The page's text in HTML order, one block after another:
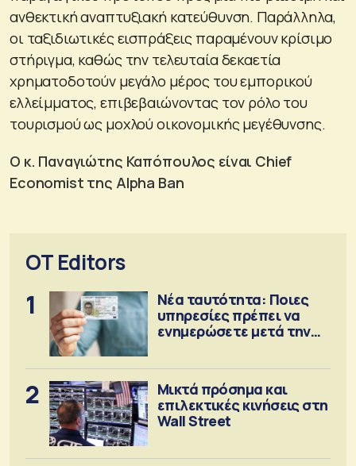
ανθεκτική αναπτυξιακή κατεύθυνση. Παράλληλα,
οι ταξιδιωτικές εισπράξεις παραμένουν κρίσιμο
στήριγμα, καθώς την τελευταία δεκαετία
χρηματοδοτούν μεγάλο μέρος του εμπορικού
ελλείμματος, επιβεβαιώνοντας τον ρόλο του
τουρισμού ως μοχλού οικονομικής μεγέθυνσης.
Ο κ. Παναγιώτης Καπόπουλος είναι Chief
Economist της Alpha Ban
OT Editors
1
Νέα ταυτότητα: Ποιες
υπηρεσίες πρέπει να
ενημερώσετε μετά την
2
Μικτά πρόσημα και
επιλεκτικές κινήσεις στη
Wall Street